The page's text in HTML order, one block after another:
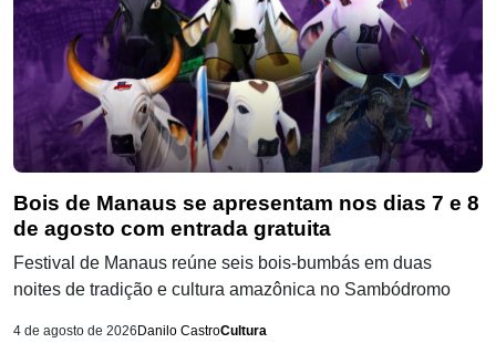
Bois de Manaus se apresentam nos dias 7 e 8
de agosto com entrada gratuita
Festival de Manaus reúne seis bois-bumbás em duas
noites de tradição e cultura amazônica no Sambódromo
4 de agosto de 2026 Danilo CastroCultura